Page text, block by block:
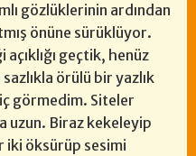
gözlüklerinin ardından
önüne sürüklüyor.
geçtik, henüz
örülü bir yazlık
görmedim. Siteler
uzun. Biraz kekeleyip
iki öksürüp sesimi